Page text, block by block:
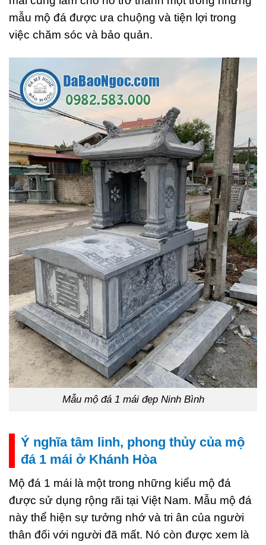
mẫu mộ đá được ưa chuộng và tiện lợi trong
việc chăm sóc và bảo quản.
Mẫu mộ đá 1 mái đẹp Ninh Bình
Ý nghĩa tâm linh, phong thủy của mộ
đá 1 mái ở Khánh Hòa
Mộ đá 1 mái là một trong những kiểu mộ đá
được sử dụng rộng rãi tại Việt Nam. Mẫu mộ đá
này thể hiện sự tưởng nhớ và tri ân của người
thân đối với người đã mất. Nó còn được xem là